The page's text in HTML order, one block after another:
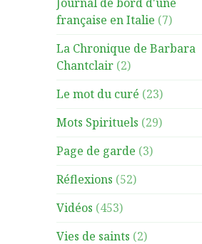
française en Italie (7)
La Chronique de Barbara
Chantclair (2)
Le mot du curé (23)
Mots Spirituels (29)
Page de garde (3)
Réflexions (52)
Vidéos (453)
Vies de saints (2)